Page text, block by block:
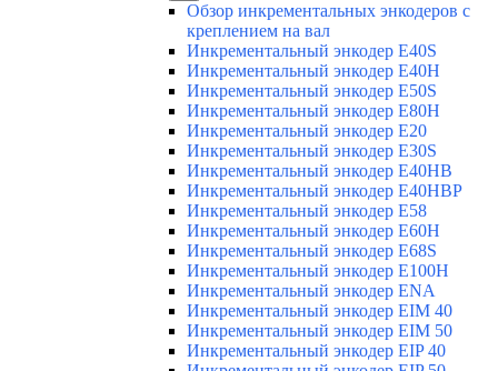
Обзор инкрементальных энкодеров с
креплением на вал
Инкрементальный энкодер E40S
Инкрементальный энкодер E40H
Инкрементальный энкодер E50S
Инкрементальный энкодер E80H
Инкрементальный энкодер E20
Инкрементальный энкодер E30S
Инкрементальный энкодер E40HB
Инкрементальный энкодер E40HBP
Инкрементальный энкодер E58
Инкрементальный энкодер E60H
Инкрементальный энкодер E68S
Инкрементальный энкодер E100H
Инкрементальный энкодер ENA
Инкрементальный энкодер EIM 40
Инкрементальный энкодер EIM 50
Инкрементальный энкодер EIP 40